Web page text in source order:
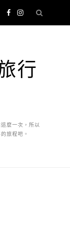
行
麼一次，所以
旅程吧。